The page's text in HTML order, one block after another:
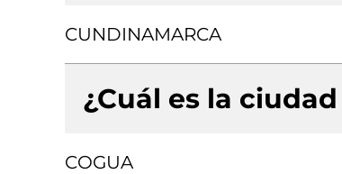
CUNDINAMARCA
¿Cuál es la
COGUA